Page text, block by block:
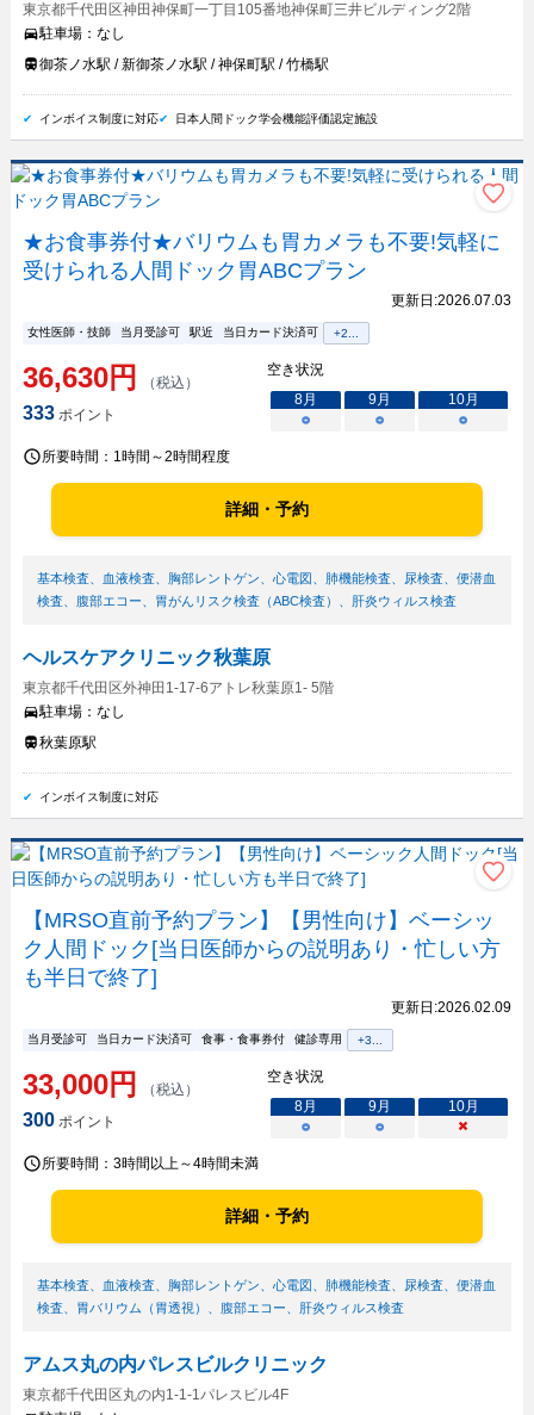
東京都千代田区神田神保町一丁目105番地神保町三井ビルディング2階
駐車場： なし
御茶ノ水駅 / 新御茶ノ水駅 / 神保町駅 / 竹橋駅
インボイス制度に対応 日本人間ドック学会機能評価認定施設
★お食事券付★バリウムも胃カメラも不要!気軽に
受けられる人間ドック胃ABCプラン
更新日:2026.07.03
女性医師・技師 当月受診可 駅近 当日カード決済可 +2...
36,630円 （税込）
333ポイント
空き状況
8月 9月 10月
○
○ ○
所要時間： 1時間～2時間程度
詳細・予約
基本検査、 血液検査、 胸部レントゲン 心電図 肺機能検査、 尿検査、 便潜血
検査、 腹部エコー 胃がんリスク検査（ABC検査） 肝炎ウィルス検査
ヘルスケアクリニック秋葉原
東京都千代田区外神田1-17-6アトレ秋葉原1- 5階
駐車場： なし
秋葉原駅
インボイス制度に対応
【MRSO直前予約プラン】【男性向け】ベーシッ
ク人間ドック[当日医師からの説明あり・忙しい方
も半日で終了]
更新日:2026.02.09
当月受診可 当日カード決済可 食事・食事券付 健診専用 +3...
33,000円 （税込）
300ポイント
空き状況
8月 9月 10月
○
○ ×
所要時間： 3時間以上～4時間未満
詳細・予約
基本検査、 血液検査、 胸部レントゲン 心電図 肺機能検査、 尿検査、 便潜血
検査、 胃バリウム（胃透視） 腹部エコー 肝炎ウィルス検査
アムス丸の内パレスビルクリニック
東京都千代田区丸の内1-1-1パレスビル4F